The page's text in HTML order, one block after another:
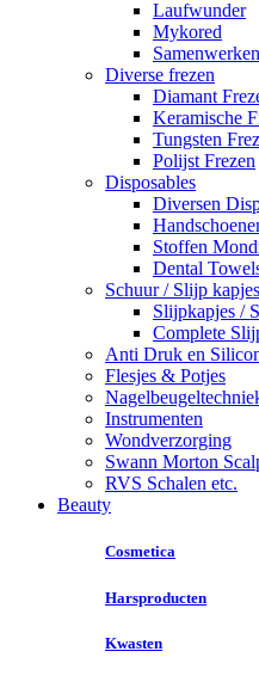
Laufwunder
Mykored
Diverse frezen
Diamant
Keramische
Tungsten
Polijst Frezen
Disposables
Diversen
Stoffen
Dental
Schuur / Slijp kapjes
Slijpkapjes /
Complete
Anti Druk en
Flesjes & Potjes
Instrumenten
Wondverzorging
Swann Morton
RVS Schalen etc.
Beauty
Cosmetica
Harsproducten
Kwasten